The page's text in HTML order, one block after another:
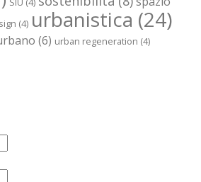
(4) urbanistica (24)
(6) urban regeneration (4)